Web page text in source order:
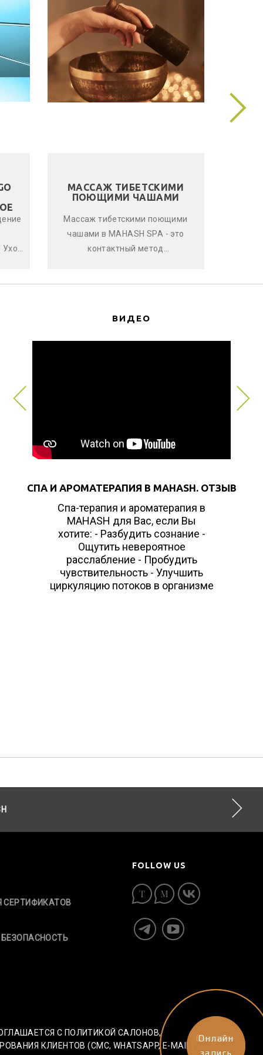
МАССАЖ ТИБЕТСКИМИ
ПОЮЩИМИ ЧАШАМИ
Массаж тибетскими поющими
чашами в MAHASH SPA - это
контактный метод
ВИДЕО
СПА И АРОМАТЕРАПИЯ В MAHASH. ОТЗЫВ
Спа-терапия и ароматерапия в
MAHASH для Вас, если Вы
хотите: - Разбудить сознание -
Ощутить невероятное
расслабление - Пробудить
чувствительность - Улучшить
циркуляцию потоков в организме
СЕРТИФИКАТОВ
FOLLOW US
С ПОЛИТИКОЙ САЛОНОВ,
КЛИЕНТОВ (СМС, WHATSAPP, E-MAIL).
Онлайн-
запись
Онлайн
запись